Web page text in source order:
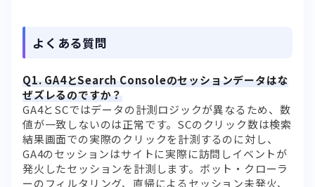
よくある質問
Q1. GA4とSearch Consoleのセッションデータはな
ぜズレるのですか？
GA4とSCではデータの計測ロジックが異なるため、数
値が一致しないのは正常です。SCのクリック数は検索
結果画面での実際のクリックを計測するのに対し、
GA4のセッションはサイトに実際に訪問しイベントが
発火したセッションを計測します。ボット・クローラ
ーのフィルタリング、直帰によるセッション未発火、